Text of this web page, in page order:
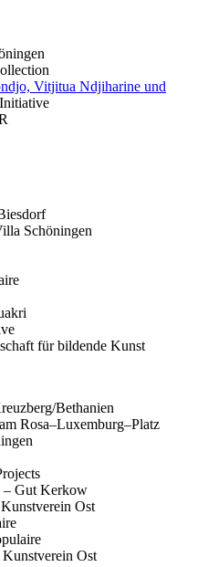
Vitjitua Ndjiharine und
Schöningen
für bildende Kunst
Bethanien
Rosa–Luxemburg–Platz
Gut Kerkow
Ost
Ost